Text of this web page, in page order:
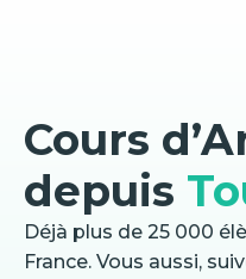
Cours
depuis
Déjà plus de 25 000
France. Vous aussi,